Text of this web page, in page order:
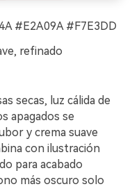
#E2A09A #F7E3DD
refinado
secas, luz cálida de
apagados se
y crema suave
con ilustración
para acabado
más oscuro solo